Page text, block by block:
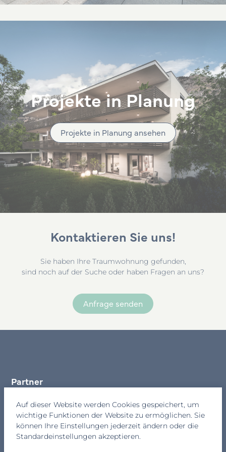
Projekte in Planung
Projekte in Planung ansehen
Kontaktieren Sie uns!
Sie haben Ihre Traumwohnung gefunden,
sind noch auf der Suche oder haben Fragen an uns?
Anfrage senden
Auf dieser Website werden Cookies gespeichert, um
wichtige Funktionen der Website zu ermöglichen. Sie
können Ihre Einstellungen jederzeit ändern oder die
Standardeinstellungen akzeptieren.
Partner
Kontakt
Newsletter